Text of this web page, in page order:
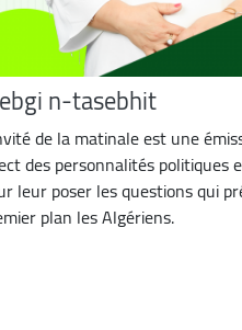
n-tasebhit
de la matinale est une
des personnalités politiques
leur poser les questions qui
plan les Algériens.